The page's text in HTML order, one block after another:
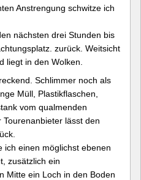
Anstrengung schwitze ich
nächsten drei Stunden bis
zurück. Weitsicht
liegt in den Wolken.
Schlimmer noch als
Müll, Plastikflaschen,
vom qualmenden
lässt den
ich einen möglichst ebenen
zusätzlich ein
Mitte ein Loch in den Boden